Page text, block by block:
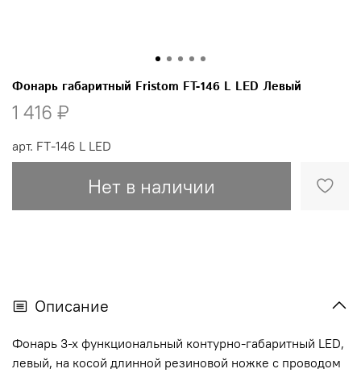
арт. FT-146 L LED
Фонарь габаритный Fristom FT-146 L LED Левый
1 416 ₽
Нет в наличии
Описание
Фонарь 3-х функциональный контурно-габаритный LED,
левый, на косой длинной резиновой ножке с проводом